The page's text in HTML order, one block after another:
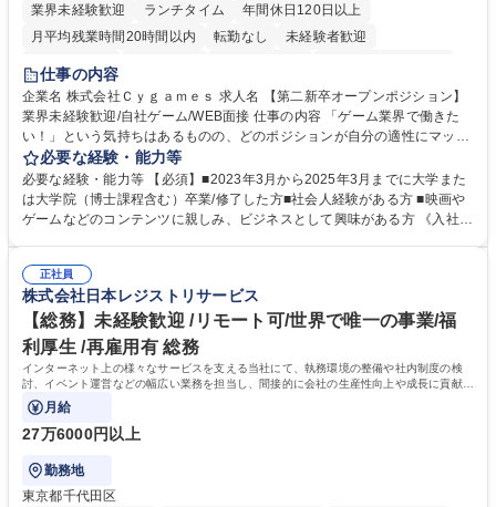
業界未経験歓迎
ランチタイム
年間休日120日以上
月平均残業時間20時間以内
転勤なし
未経験者歓迎
住宅手当あり
交通費支給
土日祝休み 服装自由 昼食補助あり
第二新卒歓迎
食事補助あり
仕事の内容
企業名 株式会社Ｃｙｇａｍｅｓ 求人名 【第二新卒オープンポジション】
業界未経験歓迎/自社ゲーム/WEB面接 仕事の内容 「ゲーム業界で働きた
い！」という気持ちはあるものの、どのポジションが自分の適性にマッチ
しているか悩んでいる方が対象となります！ 総合職（プランナー/データ
アナリストなど）、技術職（開発エンジニ ア/インフラエンジニアな
ど）、デザイン職（デザイナー/イラストレ ーターなど）等から、面接で
ご希望と適正にマッチしたポジションをご案内いたします。ゲームやエン
のご応募をお待ちしております。 募集職種 【第二新卒オープンポジショ
ン】業界未経験歓迎/自社ゲーム/WEB面接
必要な経験・能力等
必要な経験・能力等 【必須】■2023年3月から2025年3月までに大学また
は大学院（博士課程含む）卒業/修了した方■社会人経験がある方 ■映画や
ゲームなどのコンテンツに親しみ、ビジネスとして興味がある方 《入社実
正社員
株式会社日本レジストリサービス
【総務】未経験歓迎 /リモート可/世界で唯一の事業/福
利厚生 /再雇用有 総務
インターネット上の様々なサービスを支える当社にて、執務環境の整備や社内制度の検
討、イベント運営などの幅広い業務を担当し、間接的に会社の生産性向上や成長に貢献し
ている部署です。
月給
27万6000円以上
勤務地
東京都千代田区